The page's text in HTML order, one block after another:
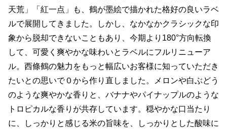
天荒」「紅一点」も、鶴が墨絵で描かれた格好の良いラベ
ルで展開してきました。しかし、なかなかクラシックな印
象から脱却できないこともあり、今期より180°方向転換
して、可愛く爽やかな味わいとラベルにフルリニューア
ル。西條鶴の魅力をもっと幅広いお客様に知っていただき
たいとの思いで０から作り直しました。メロンや白ぶどう
のような爽やかな香りと、バナナやパイナップルのような
トロピカルな香りが共存しています。穏やかな口当たり
に、しっかりと感じる米の旨味を、しっかりとした酸味に